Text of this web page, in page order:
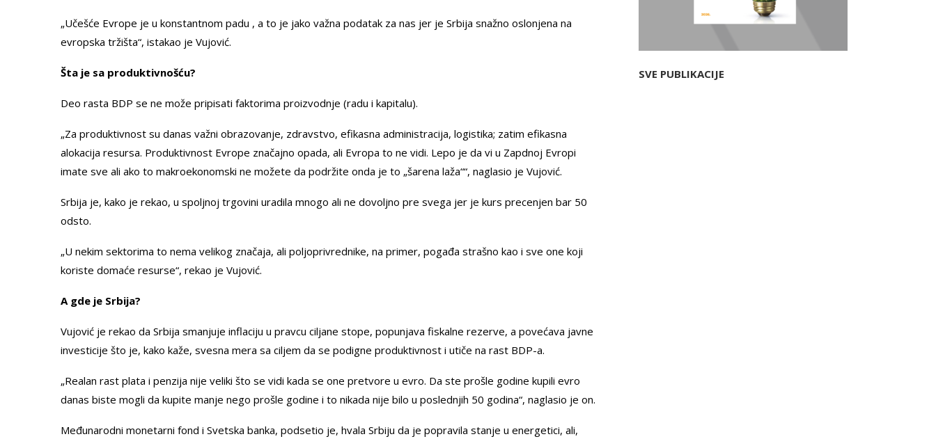
„Učešće Evrope je u konstantnom padu , a to je jako važna podatak za nas jer je Srbija snažno oslonjena na
evropska tržišta“, istakao je Vujović.
Šta je sa produktivnošću?
Deo rasta BDP se ne može pripisati faktorima proizvodnje (radu i kapitalu).
„Za produktivnost su danas važni obrazovanje, zdravstvo, efikasna administracija, logistika; zatim efikasna
alokacija resursa. Produktivnost Evrope značajno opada, ali Evropa to ne vidi. Lepo je da vi u Zapdnoj Evropi
imate sve ali ako to makroekonomski ne možete da podržite onda je to „šarena laža““, naglasio je Vujović.
Srbija je, kako je rekao, u spoljnoj trgovini uradila mnogo ali ne dovoljno pre svega jer je kurs precenjen bar 50
odsto.
„U nekim sektorima to nema velikog značaja, ali poljoprivrednike, na primer, pogađa strašno kao i sve one koji
koriste domaće resurse“, rekao je Vujović.
A gde je Srbija?
Vujović je rekao da Srbija smanjuje inflaciju u pravcu ciljane stope, popunjava fiskalne rezerve, a povećava javne
investicije što je, kako kaže, svesna mera sa ciljem da se podigne produktivnost i utiče na rast BDP-a.
„Realan rast plata i penzija nije veliki što se vidi kada se one pretvore u evro. Da ste prošle godine kupili evro
danas biste mogli da kupite manje nego prošle godine i to nikada nije bilo u poslednjih 50 godina“, naglasio je on.
Međunarodni monetarni fond i Svetska banka, podsetio je, hvala Srbiju da je popravila stanje u energetici, ali,
SVE PUBLIKACIJE